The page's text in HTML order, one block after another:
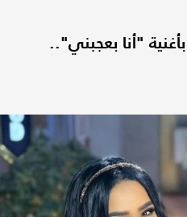
"أنا بعجبني"..